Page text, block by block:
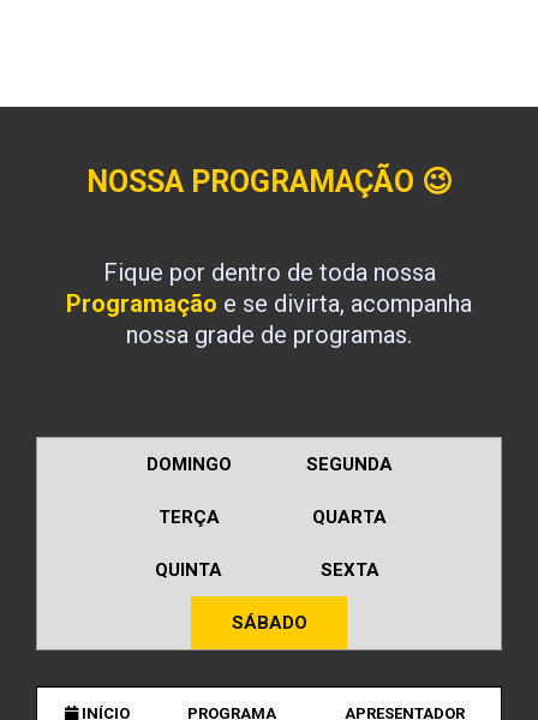
NOSSA PROGRAMAÇÃO 😉
Fique por dentro de toda nossa
Programação e se divirta, acompanha
nossa grade de programas.
DOMINGO SEGUNDA
TERÇA QUARTA
QUINTA SEXTA
SÁBADO
INÍCIO PROGRAMA APRESENTADOR